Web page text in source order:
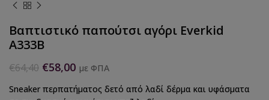
Βαπτιστικό παπούτσι αγόρι Everkid
Α333Β
€64,40 €58,00 με ΦΠΑ
Sneaker περπατήματος δετό από λαδί δέρμα και υφάσματα